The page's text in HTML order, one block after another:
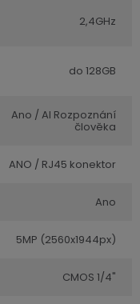
2,4GHz
do 128GB
Ano / AI Rozpoznání
člověka
ANO / RJ45 konektor
Ano
5MP (2560x1944px)
CMOS 1/4"